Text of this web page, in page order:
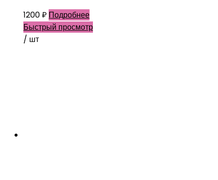
1200₽ Подробнее
Быстрый просмотр
/ шт